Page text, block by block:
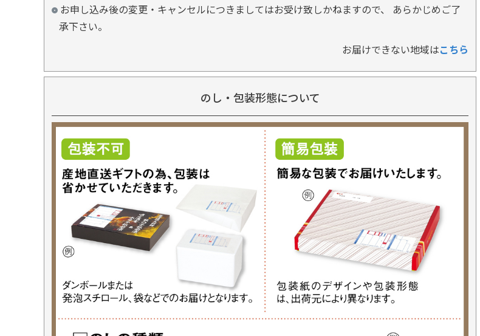
お申し込み後の変更・キャンセルにつきましてはお受け致しかねますので、 あらかじめご了
承下さい。
お届けできない地域はこちら
のし・包装形態について